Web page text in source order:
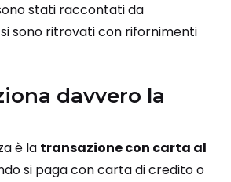
stati raccontati da
sono ritrovati con rifornimenti
davvero la
è la transazione con carta al
si paga con carta di credito o